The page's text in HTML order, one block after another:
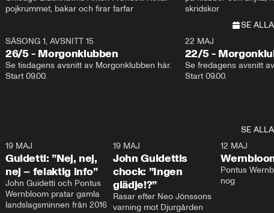
pojkrummet, bakar och firar farfar
skridskor
SE ALLA
SÄSONG 1, AVSNITT 15
26/5 - Morgonklubben
Se tisdagens avsnitt av Morgonklubben här.
Start 09.00.
22 MAJ
22/5 -
Se fredagens avsnitt
Start 09.00.
SE ALLA
0:39
19 MAJ
Guidetti: ”Nej, nej,
nej – felaktig info”
John Guidetti och Pontus
Wernbloom pratar gamla
landslagsminnen från 2016
0:34
19 MAJ
John Guidettis
chock: ”Ingen
glädje!?”
Rasar efter Neo Jönssons
varning mot Djurgården
12 MAJ
Pontus
nog